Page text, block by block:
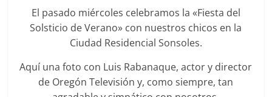
apoyo
con
DISCAPACIDAD
INTELECTUAL"
El pasado miércoles celebramos la «Fiesta del
Solsticio de Verano» con nuestros chicos en la
Ciudad Residencial Sonsoles.
Aquí una foto con Luis Rabanaque, actor y director
de Oregón Televisión y, como siempre, tan